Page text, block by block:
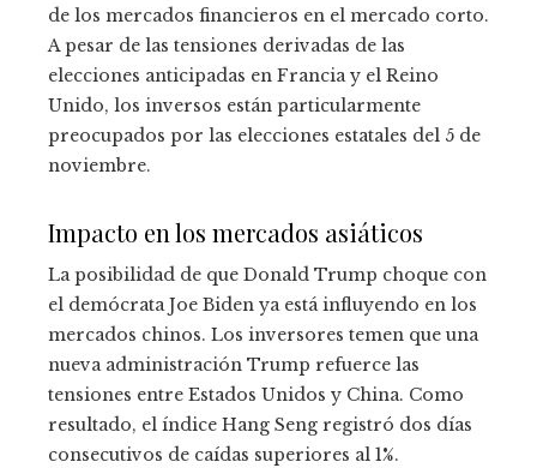
de los mercados financieros en el mercado corto.
A pesar de las tensiones derivadas de las
elecciones anticipadas en Francia y el Reino
Unido, los inversos están particularmente
preocupados por las elecciones estatales del 5 de
noviembre.
Impacto en los mercados asiáticos
La posibilidad de que Donald Trump choque con
el demócrata Joe Biden ya está influyendo en los
mercados chinos. Los inversores temen que una
nueva administración Trump refuerce las
tensiones entre Estados Unidos y China. Como
resultado, el índice Hang Seng registró dos días
consecutivos de caídas superiores al 1%.